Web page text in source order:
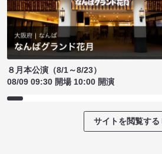
８月本公演（8/1～8/23）
08/09 09:30 開場 10:00 開演
サイトを閲覧する